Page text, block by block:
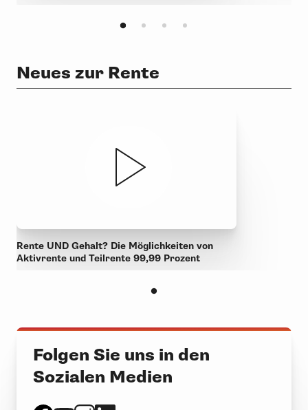
Neues zur Rente
Rente UND Gehalt? Die Möglichkeiten von
Aktivrente und Teilrente 99,99 Prozent
Folgen Sie uns in den
Sozialen Medien